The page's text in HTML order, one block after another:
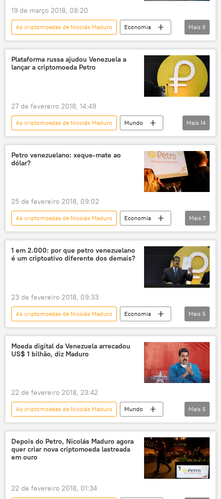
19 de março 2018, 08:20
As criptomoedas de Nicolás Maduro
Economia
Notícias
Venezuela
petro
petróleo
criptomoedas
Mais 6
Plataforma russa ajudou Venezuela a
lançar a criptomoeda Petro
27 de fevereiro 2018, 14:49
As criptomoedas de Nicolás Maduro
Mundo
Américas
Economia
Rússia
Notícias
José Vielma Mora
petróleo
Petro
Zeus
Nicolás Maduro
Mais 14
Petro venezuelano: xeque-mate ao
dólar?
25 de fevereiro 2018, 09:02
As criptomoedas de Nicolás Maduro
Economia
Notícias
Venezuela
dólar
criptomoedas
finanças
sanções econômicas
EUA
Mais 7
1 em 2.000: por que petro venezuelano
é um criptoativo diferente dos demais?
23 de fevereiro 2018, 09:33
As criptomoedas de Nicolás Maduro
Economia
Notícias
Venezuela
petro
criptomoeda
Nicolás Maduro
Mais 5
Moeda digital da Venezuela arrecadou
US$ 1 bilhão, diz Maduro
22 de fevereiro 2018, 23:42
As criptomoedas de Nicolás Maduro
Mundo
Américas
Economia
Notícias
Venezuela
Nicolás Maduro
Mais 5
Depois do Petro, Nicolás Maduro agora
quer criar nova criptomoeda lastreada
em ouro
22 de fevereiro 2018, 01:34